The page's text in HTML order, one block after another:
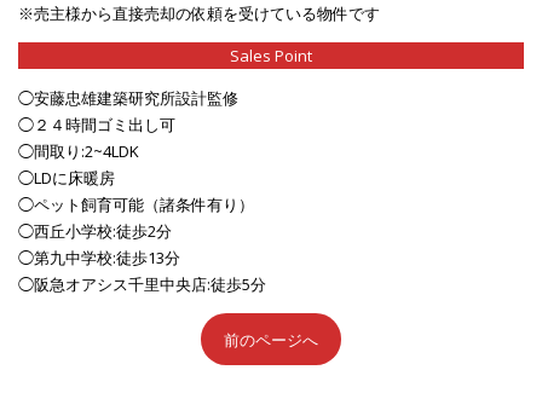
※売主様から直接売却の依頼を受けている物件です
Sales Point
◯安藤忠雄建築研究所設計監修
◯２４時間ゴミ出し可
◯間取り:2~4LDK
◯LDに床暖房
◯ペット飼育可能（諸条件有り）
◯西丘小学校:徒歩2分
◯第九中学校:徒歩13分
◯阪急オアシス千里中央店:徒歩5分
前のページへ